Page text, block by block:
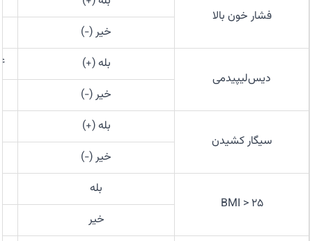
فشار خون بالا
خیر (−)
دیس‌لیپیدمی
بله (+)
خیر (−)
سیگار کشیدن
بله (+)
خیر (−)
BMI > 25
بله
خیر